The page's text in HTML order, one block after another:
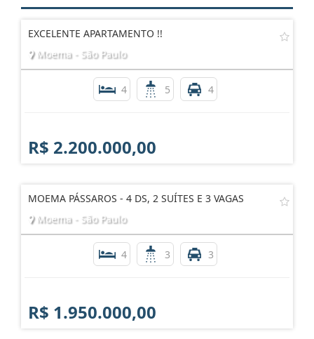
EXCELENTE APARTAMENTO !!
Moema - São Paulo
4 5 4
R$ 2.200.000,00
MOEMA PÁSSAROS - 4 DS, 2 SUÍTES E 3 VAGAS
Moema - São Paulo
4 3 3
R$ 1.950.000,00